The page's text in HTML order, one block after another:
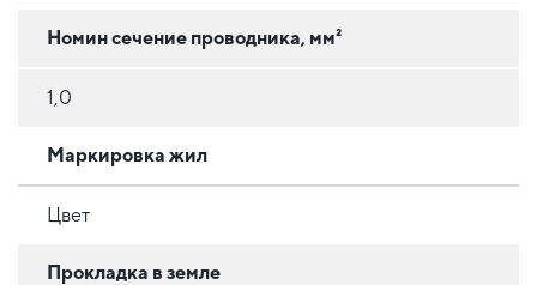
Номин сечение проводника, мм²
1,0
Маркировка жил
Цвет
Прокладка в земле